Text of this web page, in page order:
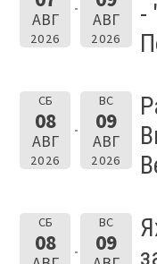
АВГ
2026
АВГ
2026
-
СБ
08
АВГ
2026
ВС
09
АВГ
2026
СБ
08
ВС
09